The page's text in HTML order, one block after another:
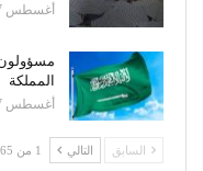
أغسطس 7, 2026
المملكة
أغسطس 7, 2026
السابق التالي 1 من 3٬165